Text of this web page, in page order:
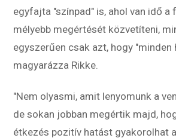
egyfajta "színpad" is, ahol van idő
mélyebb megértését közvetíteni,
egyszerűen csak azt, hogy "minden
magyarázza Rikke.
"Nem olyasmi, amit lenyomunk a
de sokan jobban megértik majd,
étkezés pozitív hatást gyakorolhat